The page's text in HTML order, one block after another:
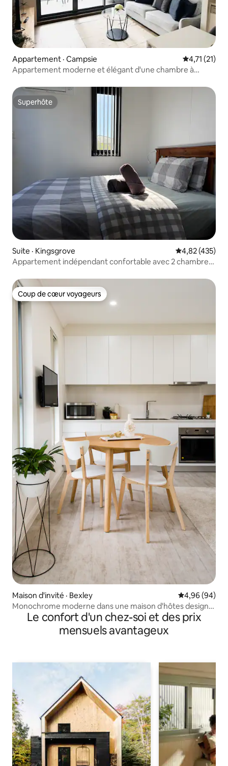
Appartement · Campsie Note
4,71 (21)
Appartement moderne et élégant d'une chambre à
Superhôte
Superhôte
Suite · Kingsgrove Note
4,82 (435)
Appartement indépendant confortable avec 2 chambres
Coup de cœur voyageurs
Coup de cœur voyageurs
Maison d'invité · Bexley Note
4,96 (94)
Monochrome moderne dans une maison d'hôtes design
élégante à Bexley
Le confort d'un chez-soi et des prix
mensuels avantageux